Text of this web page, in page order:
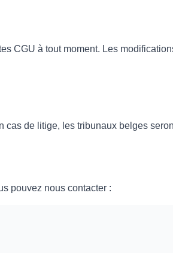
CGU à tout moment. Les
cas de litige, les tribunaux belges
pouvez nous contacter :